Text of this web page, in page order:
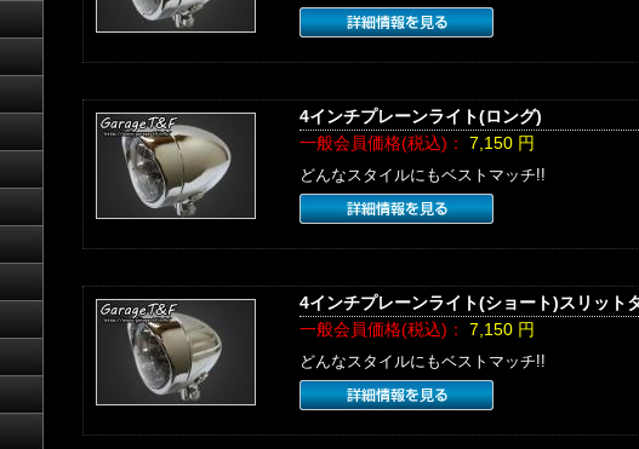
4インチプレーンライト(ロング)
一般会員価格(税込)： 7,150円
どんなスタイルにもベストマッチ!!
4インチプレーンライト(ショート)スリット
一般会員価格(税込)： 7,150円
どんなスタイルにもベストマッチ!!